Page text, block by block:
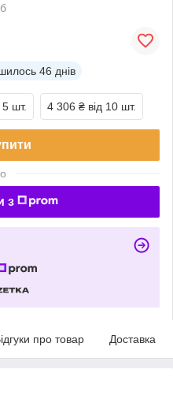
46 днів
5 шт. 4 306 ₴ від 10 шт.
з
про товар Доставка